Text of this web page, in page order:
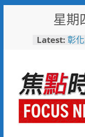
星期
Latest: 彰
小
場
少
未
彰
隊
局
敲